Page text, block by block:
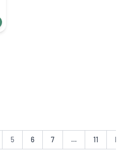
5 6 7 … 11